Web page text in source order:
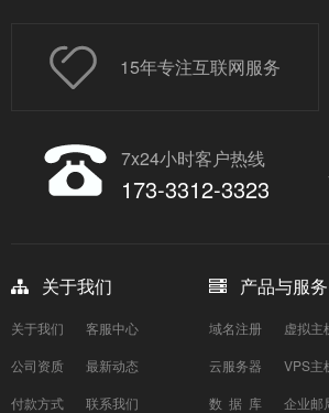
15年专注互联网服务
7x24小时客户热线
173-3312-3323
关于我们
关于我们
客服中心
公司资质
最新动态
付款方式
联系我们
产品与服务
域名注册
虚拟主
云服务器
VPS主
数 据 库
企业邮